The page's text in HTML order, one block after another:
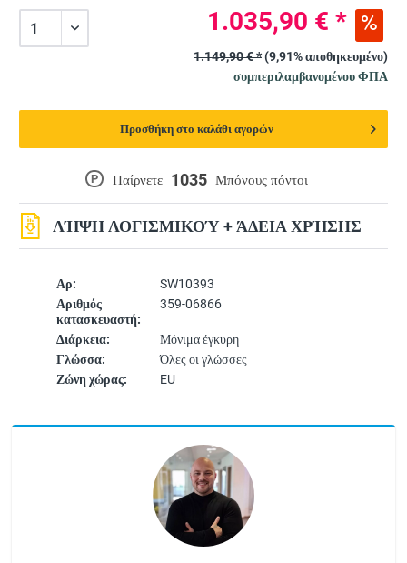
Αρ:
SW10393
Αριθμός
κατασκευαστή:
359-06866
Διάρκεια:
Μόνιμα έγκυρη
Γλώσσα:
Όλες οι γλώσσες
Ζώνη χώρας:
EU
P Παίρνετε 1035 Μπόνους πόντοι
ΛΉΨΗ ΛΟΓΙΣΜΙΚΟΎ + ΆΔΕΙΑ ΧΡΉΣΗΣ
1.035,90 € *
1.149,90 € *(9,91% αποθηκευμένο)
συμπεριλαμβανομένου ΦΠΑ
Προσθήκη στο καλάθι αγορών